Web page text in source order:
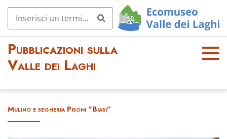
Pubblicazioni sulla
Valle dei Laghi
OPE
Mulino e segheria Pisoni "Biasi"